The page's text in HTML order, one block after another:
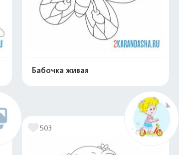
Бабочка живая
503